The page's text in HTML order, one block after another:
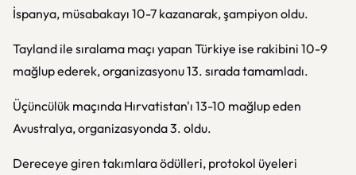
İspanya, müsabakayı 10-7 kazanarak, şampiyon oldu.
Tayland ile sıralama maçı yapan Türkiye ise rakibini 10-9
mağlup ederek, organizasyonu 13. sırada tamamladı.
Üçüncülük maçında Hırvatistan'ı 13-10 mağlup eden
Avustralya, organizasyonda 3. oldu.
Dereceye giren takımlara ödülleri, protokol üyeleri